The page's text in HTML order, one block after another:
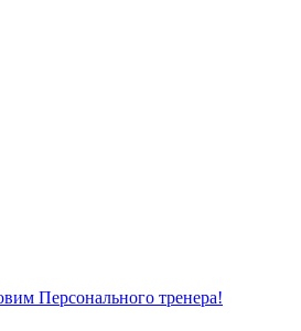
Персонального тренера!